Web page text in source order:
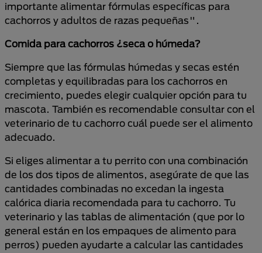
importante alimentar fórmulas específicas para
cachorros y adultos de razas pequeñas".
Comida para cachorros ¿seca o húmeda?
Siempre que las fórmulas húmedas y secas estén
completas y equilibradas para los cachorros en
crecimiento, puedes elegir cualquier opción para tu
mascota. También es recomendable consultar con el
veterinario de tu cachorro cuál puede ser el alimento
adecuado.
Si eliges alimentar a tu perrito con una combinación
de los dos tipos de alimentos, asegúrate de que las
cantidades combinadas no excedan la ingesta
calórica diaria recomendada para tu cachorro. Tu
veterinario y las tablas de alimentación (que por lo
general están en los empaques de alimento para
perros) pueden ayudarte a calcular las cantidades